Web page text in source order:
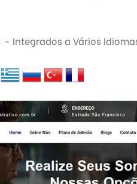
- Integrados a Vários